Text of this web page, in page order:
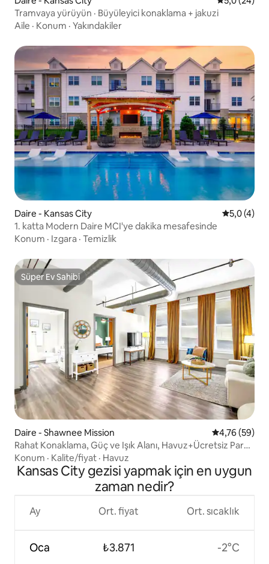
Tramvaya yürüyün · Büyüleyici konaklama + jakuzi
Aile · Konum · Yakındakiler
Daire - Kansas City 55,0 (4)
1. katta Modern Daire MCI'ye dakika mesafesinde
Konum · Izgara · Temizlik
Süper Ev Sahibi
Süper Ev Sahibi
Daire - Shawnee Mission 5 üzerinden
4,76 (59)
Rahat Konaklama, Güç ve Işık Alanı, Havuz+Ücretsiz Park
Yeri
Konum · Kalite/fiyat · Havuz
Kansas City gezisi yapmak için en uygun
zaman nedir?
Ay
Oca
Ort. fiyat
₺3.871
Ort. sıcaklık
-2°C